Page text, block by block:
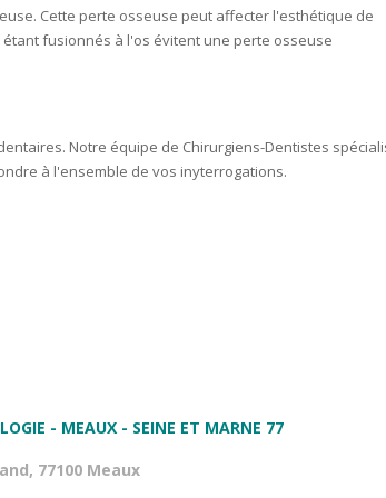
Cette perte osseuse peut affecter l'esthétique de
fusionnés à l'os évitent une perte osseuse
Notre équipe de Chirurgiens-Dentistes
à l'ensemble de vos inyterrogations.
- MEAUX - SEINE ET MARNE 77
77100 Meaux